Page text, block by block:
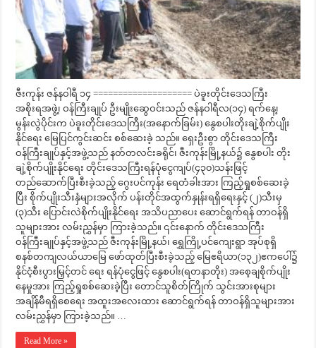
ဇီးကုန်း ဇန်နဝါရီ ၁၄ ==================== ပဲခူးတိုင်းဒေသကြီး
အစိုးရအဖွဲ့၊ ဝန်ကြီးချုပ် ဦးမျိုးဆွေဝင်းသည် ဇန်နဝါရီလ(၁၄) ရက်နေ့၊
မွန်းလွဲပိုင်းက ပဲခူးတိုင်းဒေသကြီး(အနောက်ခြမ်း) နွေစပါးတိုးချဲ့စိုက်ပျိုး
နိုင်ရေး မြေပြင်ကွင်းဆင်း စစ်ဆေးခဲ့ သည်။ ရှေးဦးစွာ တိုင်းဒေသကြီး
ဝန်ကြီးချုပ်နှင့်အဖွဲ့သည် နတ်တလင်းခရိုင်၊ ဇီးကုန်းမြို့နယ်၌ နွေစပါး တိုး
ချဲ့စိုက်ပျိုးနိုင်ရေး တိုင်းဒေသကြီးရန်ပုံငွေကျပ်(၄၃၀)သန်းဖြင့်
တည်ဆောက်ပြီးစီးခဲ့သည့် ဂွေးပင်ကုန်း ရေတံခါးအား ကြည့်ရှုစစ်ဆေးခဲ့
ပြီး စိုက်ပျိုးသီးနှံများအလိုက် ပန်းတိုင်အထွက်နှုန်းရရှိရေးနှင့် (၂)သီးမှ
(၃)သီး ပြောင်းလဲစိုက်ပျိုးနိုင်ရေး အသိပညာပေး ဆောင်ရွက်ရန် တာဝန်ရှိ
သူများအား လမ်းညွှန်မှာ ကြားခဲ့သည်။ ၎င်းနောက် တိုင်းဒေသကြီး
ဝန်ကြီးချုပ်နှင့်အဖွဲ့သည် ဇီးကုန်းမြို့နယ်၊ ရွှေကြို့ပင်ကျေးရွာ အုပ်စုရှိ
စနစ်တကျလယ်ယာမြေ ဖော်ထုတ်ပြီးစီးခဲ့သည့် မြေဧရိယာ(၁၃၂)ဧကပေါ်၌
နိုင်ငံ့စီးပွားမြှင့်တင် ရေး ရန်ပုံငွေဖြင့် နွေစပါး(ရတနာတိုး) အစေ့ချစိုက်ပျိုး
နေမှုအား ကြည့်ရှုစစ်ဆေးခဲ့ပြီး တောင်သူစိတ်ကြိုက် သွင်းအားစုများ
အချိန်မီရရှိစေရေး အထူးအလေးထား ဆောင်ရွက်ရန် တာဝန်ရှိသူများအား
လမ်းညွှန်မှာ ကြားခဲ့သည်။ …
Read More »